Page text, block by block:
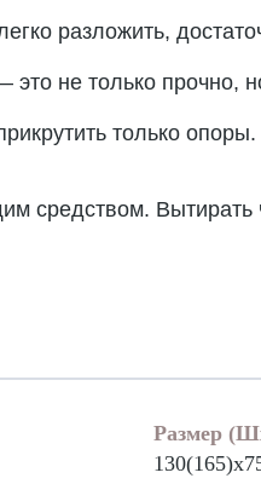
разложить,
не только прочно,
только опоры.
средством. Вытирать
Размер